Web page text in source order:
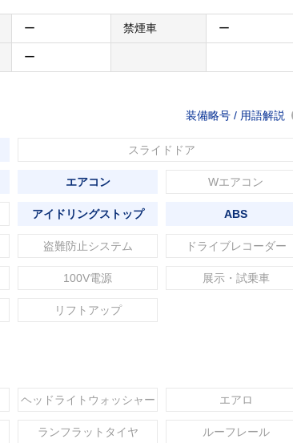
ー 禁煙車 ー
ー
装備略号 / 用語解説
スライドドア
エアコン Wエアコン
アイドリングストップ ABS
盗難防止システム ドライブレコーダー
100V電源 展示・試乗車
リフトアップ
ヘッドライトウォッシャー エアロ
ランフラットタイヤ ルーフレール